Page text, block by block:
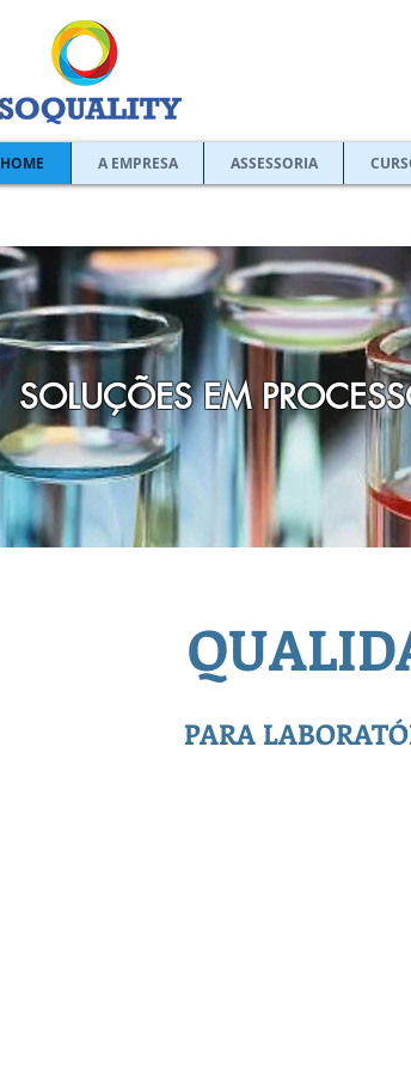
HOME A EMPRESA ASSESSORIA
SOLUÇÕES EM
PARA